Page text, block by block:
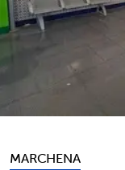
MARCHENA